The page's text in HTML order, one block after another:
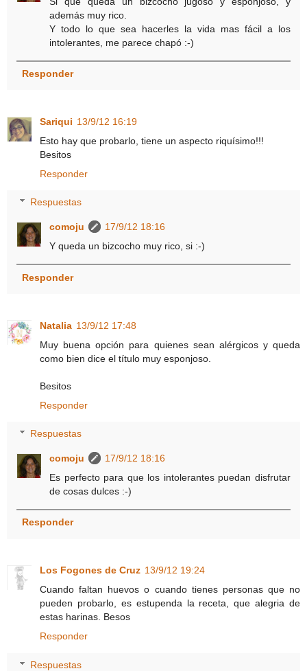
además muy rico.
Y todo lo que sea hacerles la vida mas fácil a los
intolerantes, me parece chapó :-)
Responder
Sariqui 13/9/12 16:19
Esto hay que probarlo, tiene un aspecto riquísimo!!!
Besitos
Responder
Respuestas
comoju
17/9/12 18:16
Y queda un bizcocho muy rico, si :-)
Responder
Natalia 13/9/12 17:48
Muy buena opción para quienes sean alérgicos y queda
como bien dice el título muy esponjoso.
Besitos
Responder
Respuestas
comoju
17/9/12 18:16
Es perfecto para que los intolerantes puedan disfrutar
de cosas dulces :-)
Responder
Los Fogones de Cruz 13/9/12 19:24
Cuando faltan huevos o cuando tienes personas que no
pueden probarlo, es estupenda la receta, que alegria de
estas harinas. Besos
Responder
Respuestas